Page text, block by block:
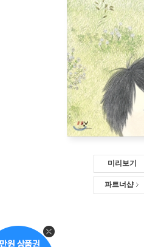
미리보기
파트너샵